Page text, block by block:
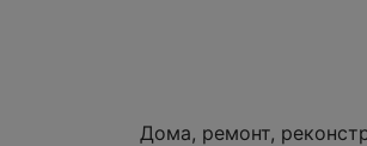
Дома, ремонт,